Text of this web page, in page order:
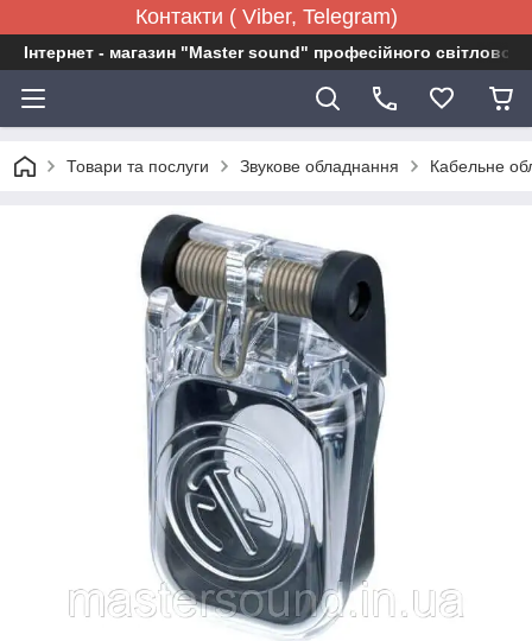
Контакти ( Viber, Telegram)
Інтернет - магазин "Master sound" професійного
Товари та послуги Звукове обладнання Кабельне